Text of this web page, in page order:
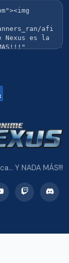
Y NADA MÁS!!!